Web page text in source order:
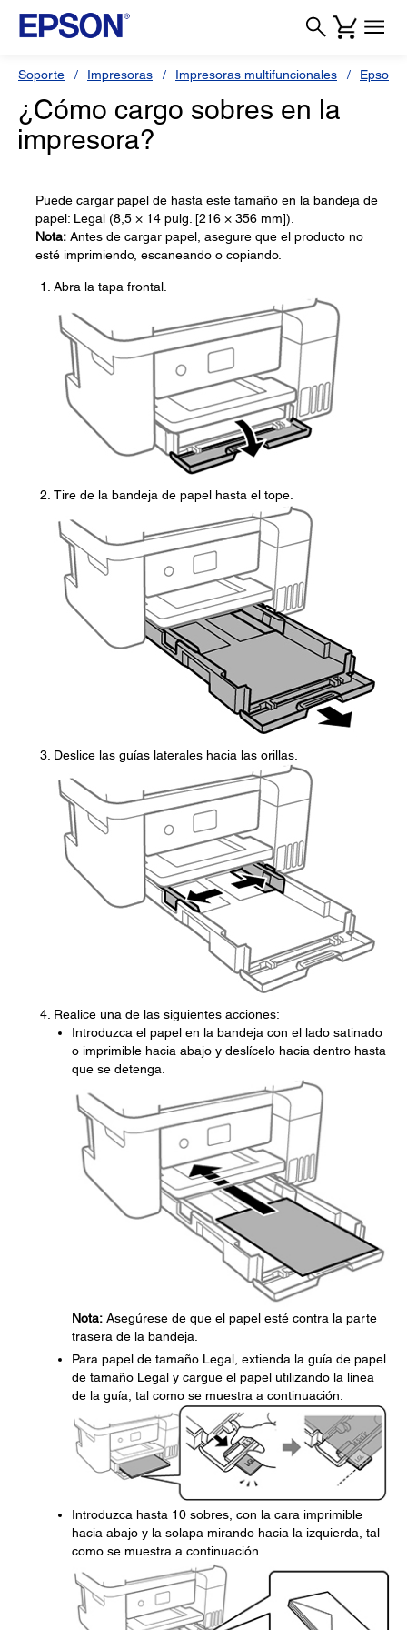
Soporte Impresoras Impresoras multifuncionales Epson L
¿Cómo cargo sobres en la
impresora?
Puede cargar papel de hasta este tamaño en la bandeja de
papel: Legal (8,5 × 14 pulg. [216 × 356 mm]).
Nota: Antes de cargar papel, asegure que el producto no
esté imprimiendo, escaneando o copiando.
Abra la tapa frontal.
Tire de la bandeja de papel hasta el tope.
Deslice las guías laterales hacia las orillas.
Realice una de las siguientes acciones:
Introduzca el papel en la bandeja con el lado satinado
o imprimible hacia abajo y deslícelo hacia dentro hasta
que se detenga.
Nota: Asegúrese de que el papel esté contra la parte
trasera de la bandeja.
Para papel de tamaño Legal, extienda la guía de papel
de tamaño Legal y cargue el papel utilizando la línea
de la guía, tal como se muestra a continuación.
Introduzca hasta 10 sobres, con la cara imprimible
hacia abajo y la solapa mirando hacia la izquierda, tal
como se muestra a continuación.